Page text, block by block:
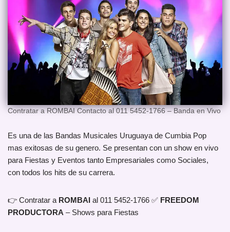
Contratar a ROMBAI Contacto al 011 5452-1766 – Banda en Vivo
Es una de las Bandas Musicales Uruguaya de Cumbia Pop
mas exitosas de su genero. Se presentan con un show en vivo
para Fiestas y Eventos tanto Empresariales como Sociales,
con todos los hits de su carrera.
👉 Contratar a ROMBAI al 011 5452-1766 ✅ FREEDOM
PRODUCTORA – Shows para Fiestas